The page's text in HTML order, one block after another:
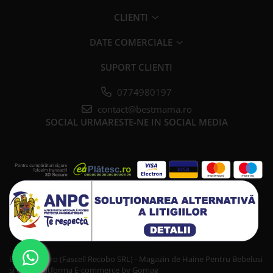
CLIENTI
DATE COMERCIALE
SUPORT CLIENTI
0774980197
contact@bestmama.ro
SOCIAL URMARESTE-NE IN SOCIAL MEDIA
Bestmama.ro (Fascell Recobo SRL) - Magazin de Haine Pentru Bebelusi
si Copii
Platforma E-commerce by Gomag